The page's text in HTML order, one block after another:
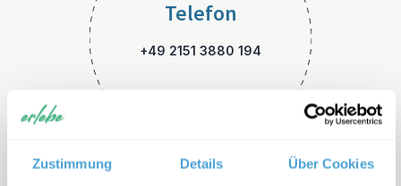
Zustimmung Details Über Cookies
Telefon
+49 2151 3880 194